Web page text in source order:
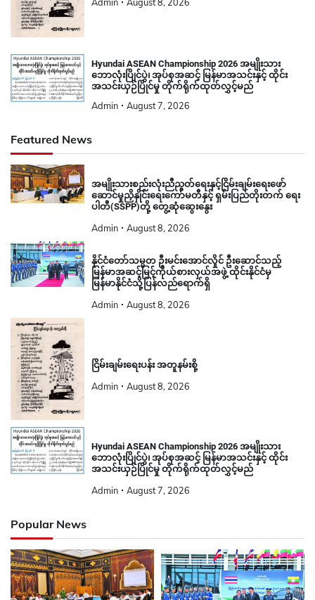
Hyundai ASEAN Championship 2026 အမျိုးသား
ဘောလုံးပြိုင်ပွဲ၊ အုပ်စုအဆင့် မြန်မာအသင်းနှင့် ထိုင်း
အသင်းယှဉ်ပြိုင်မှု တိုက်ရိုက်ထုတ်လွှင့်မည်
Admin August 7, 2026
Featured News
အမျိုးသားစည်းလုံးညီညွတ်ရေးနှင့်ငြိမ်းချမ်းရေးဖော်
ဆောင်မှုညှိနှိုင်းရေးကော်မတီနှင့် ရှမ်းပြည်တိုးတက် ရေး
ပါတီ(SSPP)တို့ တွေ့ဆုံဆွေးနွေး
Admin August 8, 2026
နိုင်ငံတော်သမ္မတ ဦးမင်းအောင်လှိုင် ဦးဆောင်သည့်
မြန်မာအဆင့်မြင့်ကိုယ်စားလှယ်အဖွဲ့ ထိုင်းနိုင်ငံမှ
မြန်မာနိုင်ငံသို့ပြန်လည်ရောက်ရှိ
Admin August 8, 2026
ငြိမ်းချမ်းရေးပန်း အတူနမ်းစို့
Admin August 8, 2026
Hyundai ASEAN Championship 2026 အမျိုးသား
ဘောလုံးပြိုင်ပွဲ၊ အုပ်စုအဆင့် မြန်မာအသင်းနှင့် ထိုင်း
အသင်းယှဉ်ပြိုင်မှု တိုက်ရိုက်ထုတ်လွှင့်မည်
Admin August 7, 2026
Popular News